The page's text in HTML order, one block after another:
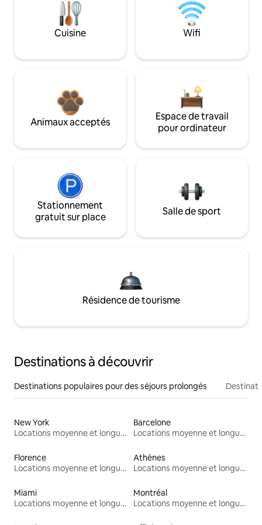
Cuisine Wifi
Animaux acceptés
Espace de travail
pour ordinateur
Stationnement
gratuit sur place
Salle de sport
Résidence de tourisme
Destinations à découvrir
Destinations populaires pour des séjours prolongés
New York
Locations moyenne et longue durée
Barcelone
Locations moyenne et longue durée
Florence
Locations moyenne et longue durée
Athènes
Locations moyenne et longue durée
Miami
Locations moyenne et longue durée
Montréal
Locations moyenne et longue durée